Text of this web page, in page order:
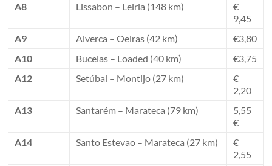
A8
Lissabon – Leiria (148 km)
€
9,45
A9
Alverca – Oeiras (42 km)
€3,80
A10
Bucelas – Loaded (40 km)
€3,75
A12
Setúbal – Montijo (27 km)
€
2,20
A13
Santarém – Marateca (79 km)
5,55
€
A14
Santo Estevao – Marateca (27 km)
€
2,55